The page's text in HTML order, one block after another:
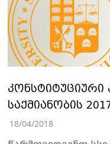
კონსტიტუციური
საქმიანობის
18/04/2018